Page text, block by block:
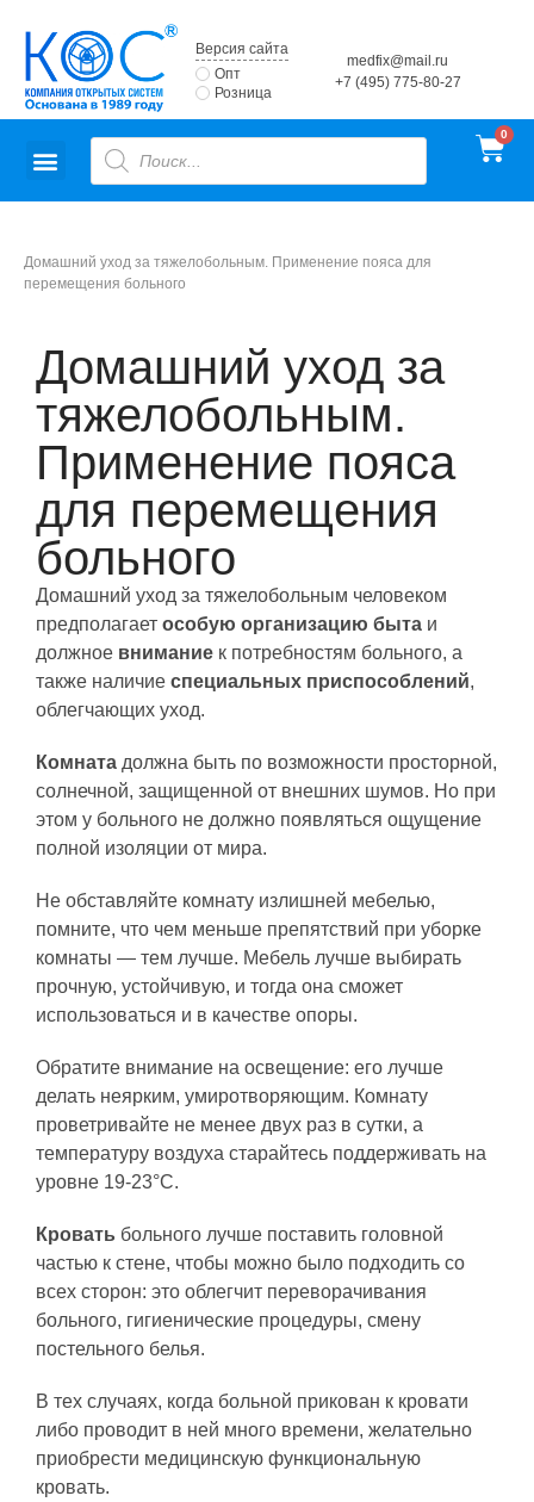
Версия сайта
Опт
Розница
medfix@mail.ru
+7 (495) 775-80-27
Домашний уход за тяжелобольным. Применение пояса для
перемещения больного
Домашний уход за
тяжелобольным.
Применение пояса
для перемещения
больного
Домашний уход за тяжелобольным человеком
предполагает особую организацию быта и
должное внимание к потребностям больного, а
также наличие специальных приспособлений,
облегчающих уход.
Комната должна быть по возможности просторной,
солнечной, защищенной от внешних шумов. Но при
этом у больного не должно появляться ощущение
полной изоляции от мира.
Не обставляйте комнату излишней мебелью,
помните, что чем меньше препятствий при уборке
комнаты — тем лучше. Мебель лучше выбирать
прочную, устойчивую, и тогда она сможет
использоваться и в качестве опоры.
Обратите внимание на освещение: его лучше
делать неярким, умиротворяющим. Комнату
проветривайте не менее двух раз в сутки, а
температуру воздуха старайтесь поддерживать на
уровне 19-23°С.
Кровать больного лучше поставить головной
частью к стене, чтобы можно было подходить со
всех сторон: это облегчит переворачивания
больного, гигиенические процедуры, смену
постельного белья.
В тех случаях, когда больной прикован к кровати
либо проводит в ней много времени, желательно
приобрести медицинскую функциональную
кровать.